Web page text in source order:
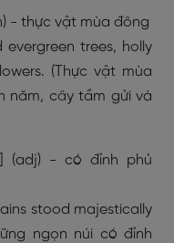
(n) - thực vật mùa đông
evergreen trees, holly
(Thực vật mùa
năm, cây tầm gửi và
(adj) - có đỉnh phủ
stood majestically
ngọn núi có đỉnh